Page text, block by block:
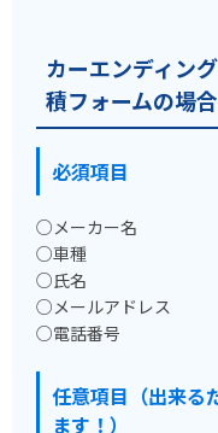
カーエンディン
積フォームの場合
必須項目
○メーカー名
○車種
○氏名
○メールアドレス
○電話番号
任意項目（出来る
ます！）